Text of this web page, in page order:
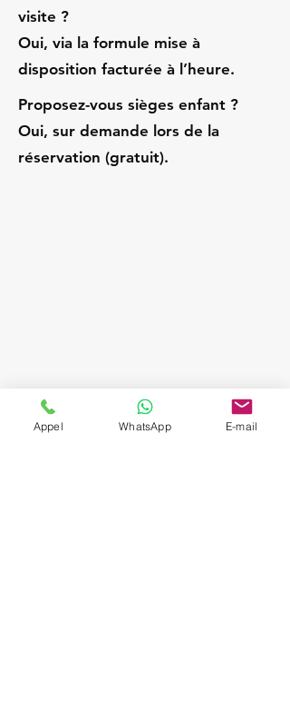
visite ?
Oui, via la formule mise à
disposition facturée à l’heure.
Proposez-vous sièges enfant ?
Oui, sur demande lors de la
réservation (gratuit).
Appel WhatsApp E-mail